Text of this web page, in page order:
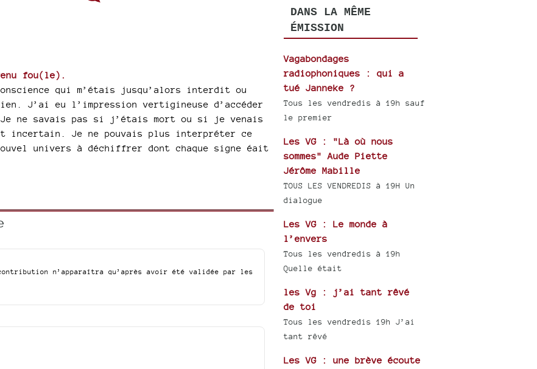
fou(le).
qui m’étais jusqu’alors interdit ou
J’ai eu l’impression vertigineuse d’accéder
Je ne savais pas si j’étais mort ou si je venais
Je ne pouvais plus interpréter ce
univers à déchiffrer dont chaque signe éait
n’apparaîtra qu’après avoir été validée par les
DANS LA MÊME
ÉMISSION
Vagabondages
radiophoniques : qui a
tué Janneke ?
Tous les vendredis à 19h sauf
le premier
Les VG : "Là où nous
sommes" Aude Piette
Jérôme Mabille
TOUS LES VENDREDIS à 19H Un
dialogue
Les VG : Le monde à
l’envers
Tous les vendredis à 19h
Quelle était
les Vg : j’ai tant rêvé
de toi
Tous les vendredis 19h J’ai
tant rêvé
Les VG : une brève écoute